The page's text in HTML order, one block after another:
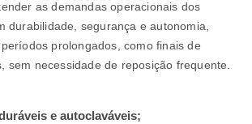
as demandas operacionais dos
durabilidade, segurança e autonomia,
prolongados, como finais de
sem necessidade de reposição frequente.
e autoclaváveis;